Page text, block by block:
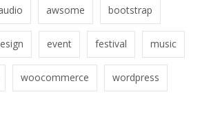
awsome bootstrap
event festival music
woocommerce wordpress